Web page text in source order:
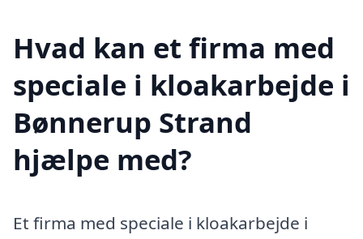
Hvad kan et firma med
speciale i kloakarbejde i
Bønnerup Strand
hjælpe med?
Et firma med speciale i kloakarbejde i